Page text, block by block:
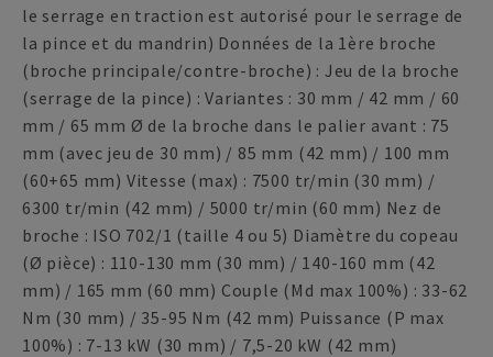
le serrage en traction est autorisé pour le serrage de
la pince et du mandrin) Données de la 1ère broche
(broche principale/contre-broche) : Jeu de la broche
(serrage de la pince) : Variantes : 30 mm / 42 mm / 60
mm / 65 mm Ø de la broche dans le palier avant : 75
mm (avec jeu de 30 mm) / 85 mm (42 mm) / 100 mm
(60+65 mm) Vitesse (max) : 7500 tr/min (30 mm) /
6300 tr/min (42 mm) / 5000 tr/min (60 mm) Nez de
broche : ISO 702/1 (taille 4 ou 5) Diamètre du copeau
(Ø pièce) : 110-130 mm (30 mm) / 140-160 mm (42
mm) / 165 mm (60 mm) Couple (Md max 100%) : 33-62
Nm (30 mm) / 35-95 Nm (42 mm) Puissance (P max
100%) : 7-13 kW (30 mm) / 7,5-20 kW (42 mm)